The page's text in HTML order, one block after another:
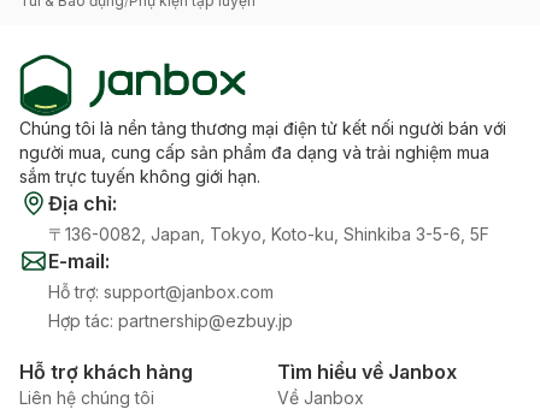
Chúng tôi là nền tảng thương mại điện tử kết nối người bán với
người mua, cung cấp sản phẩm đa dạng và trải nghiệm mua
sắm trực tuyến không giới hạn.
Địa chỉ:
〒136-0082, Japan, Tokyo, Koto-ku, Shinkiba 3-5-6, 5F
E-mail:
Hỗ trợ: support@janbox.com
Hợp tác: partnership@ezbuy.jp
Hỗ trợ khách hàng
Liên hệ chúng tôi
Tìm hiểu về Janbox
Về Janbox